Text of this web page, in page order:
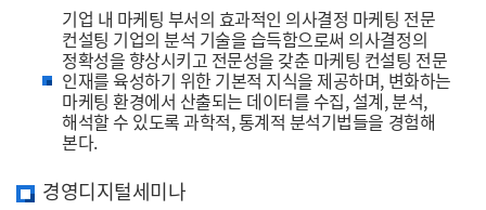
기업 내 마케팅 부서의 효과적인 의사결정 마케팅 전문
컨설팅 기업의 분석 기술을 습득함으로써 의사결정의
정확성을 향상시키고 전문성을 갖춘 마케팅 컨설팅 전문
인재를 육성하기 위한 기본적 지식을 제공하며, 변화하는
마케팅 환경에서 산출되는 데이터를 수집, 설계, 분석,
해석할 수 있도록 과학적, 통계적 분석기법들을 경험해
본다.
경영디지털세미나